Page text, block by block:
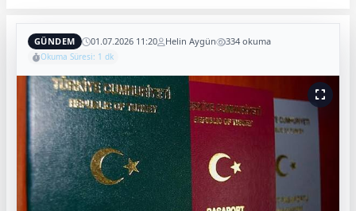
GÜNDEM 01.07.2026 11:20 Helin Aygün 334 okuma
Okuma Süresi: 1 dk